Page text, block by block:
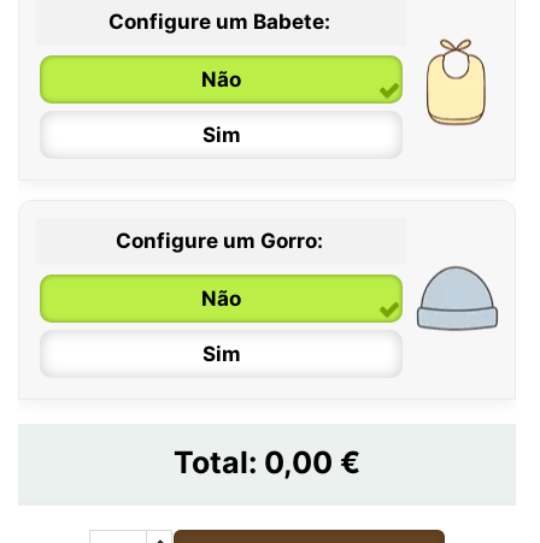
Configure um Babete:
Não
Sim
Configure um Gorro:
Não
Sim
Total: 0,00 €